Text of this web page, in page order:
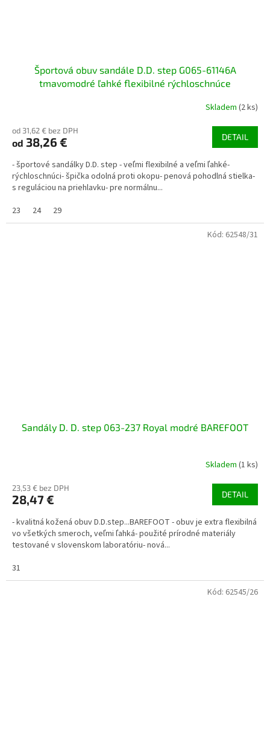
Športová obuv sandále D.D. step G065-61146A
tmavomodré ľahké flexibilné rýchloschnúce
Skladem (2 ks)
od 31,62 € bez DPH
od 38,26 € DETAIL
- športové sandálky D.D. step - veľmi flexibilné a veľmi ľahké-
rýchloschnúci- špička odolná proti okopu- penová pohodlná stielka-
s reguláciou na priehlavku- pre normálnu...
23
24 29
Sandály D. D. step 063-237 Royal modré BAREFOOT
Skladem (1 ks)
23,53 € bez DPH
28,47 € DETAIL
- kvalitná kožená obuv D.D.step...BAREFOOT - obuv je extra flexibilná
vo všetkých smeroch, veľmi ľahká- použité prírodné materiály
testované v slovenskom laboratóriu- nová...
31
Kód: 62548/31
Kód: 62545/26